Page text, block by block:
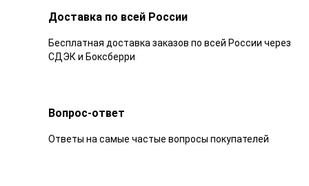
Доставка по всей России
Бесплатная доставка заказов по всей России через
СДЭК и Боксберри
Вопрос-ответ
Ответы на самые частые вопросы покупателей